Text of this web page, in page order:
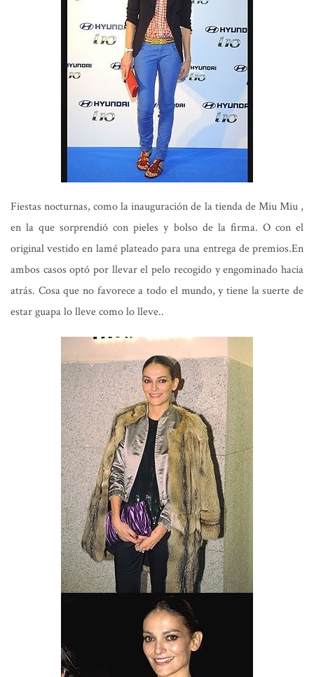
Fiestas nocturnas, como la inauguración de la tienda de Miu Miu ,
en la que sorprendió con pieles y bolso de la firma. O con el
original vestido en lamé plateado para una entrega de premios.En
ambos casos optó por llevar el pelo recogido y engominado hacia
atrás. Cosa que no favorece a todo el mundo, y tiene la suerte de
estar guapa lo lleve como lo lleve..